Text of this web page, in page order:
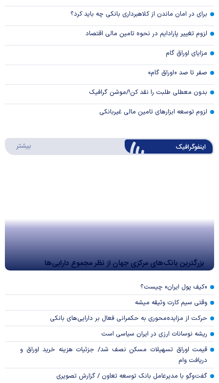
برای در امان ماندن از کلاهبرداری بانکی چه باید کرد؟
لزوم تغییر پارادایم در نحوه تامین مالی اقتصاد
مزایای اوراق گام
صفر تا صد «اوراق گام»
بدون معطلی طلبت را نقد کن!/موشن گرافیک
لزوم توسعه ابزارهای تامین مالی غیربانکی
اینفوگرافیک بیشتر
بزرگترین بانک‌های مرکزی جهان از نظر مجموع دارایی‌ها
«کیف پول ایران» چیست؟
وقتی سیم کارت وثیقه میشه
حرکت از مزایده‌محوری به حکمرانی فعال بر دارایی‌های بانکی
ریشه نوسانات ارزی در ایران سیاسی است
قیمت اوراق تسهیلات مسکن نصف شد/ جزئیات هزینه خرید اوراق و
دریافت وام
گفت‌وگو با مدیرعامل بانک توسعه تعاون / گزارش تصویری